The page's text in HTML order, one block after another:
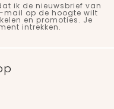
ik de nieuwsbrief van
mail op de hoogte wilt
en promoties. Je
intrekken.